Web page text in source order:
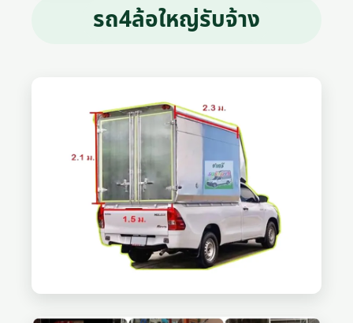
รถ4ล้อใหญ่รับจ้าง